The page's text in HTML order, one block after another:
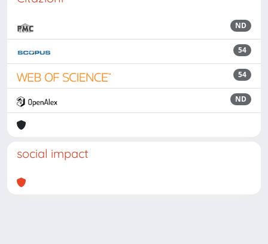
ND
54
54
ND
social impact